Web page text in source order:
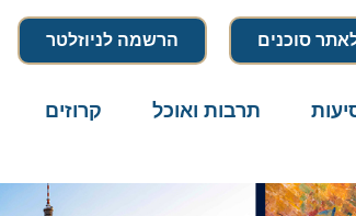
סוכנים הרשמה לניוזלטר
תרבות ואוכל קרוזים